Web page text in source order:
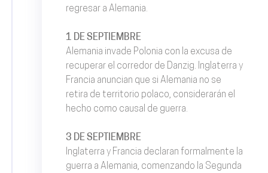
regresar a Alemania.
1 DE SEPTIEMBRE
Alemania invade Polonia con la excusa de
recuperar el corredor de Danzig. Inglaterra y
Francia anuncian que si Alemania no se
retira de territorio polaco, considerarán el
hecho como causal de guerra.
3 DE SEPTIEMBRE
Inglaterra y Francia declaran formalmente la
guerra a Alemania, comenzando la Segunda